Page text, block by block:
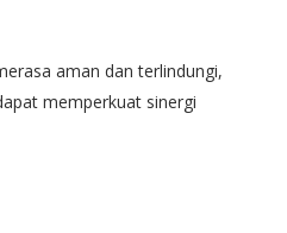
aman dan terlindungi,
memperkuat sinergi